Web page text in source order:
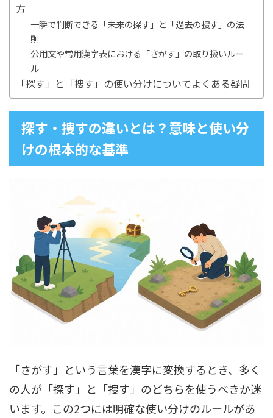
方
一瞬で判断できる「未来の探す」と「過去の捜す」の法
則
公用文や常用漢字表における「さがす」の取り扱いルー
ル
「探す」と「捜す」の使い分けについてよくある疑問
探す・捜すの違いとは？意味と使い分
けの根本的な基準
「さがす」という言葉を漢字に変換するとき、多く
の人が「探す」と「捜す」のどちらを使うべきか迷
います。この2つには明確な使い分けのルールがあ